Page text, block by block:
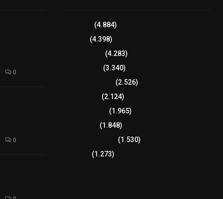
0
0
(4.884)
(4.398)
(4.283)
(3.340)
(2.526)
(2.124)
(1.965)
(1.848)
(1.530)
(1.273)